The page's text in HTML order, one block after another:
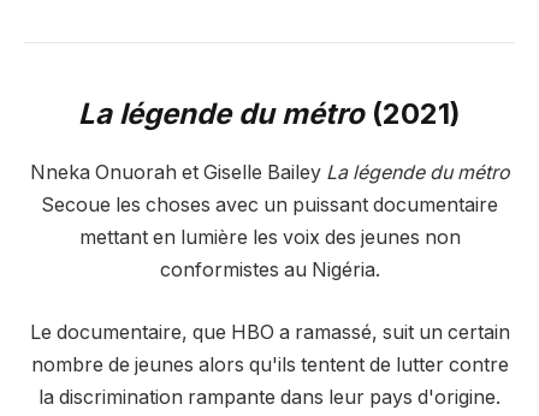
La légende du métro (2021)
Nneka Onuorah et Giselle Bailey La légende du métro
Secoue les choses avec un puissant documentaire
mettant en lumière les voix des jeunes non
conformistes au Nigéria.
Le documentaire, que HBO a ramassé, suit un certain
nombre de jeunes alors qu'ils tentent de lutter contre
la discrimination rampante dans leur pays d'origine.